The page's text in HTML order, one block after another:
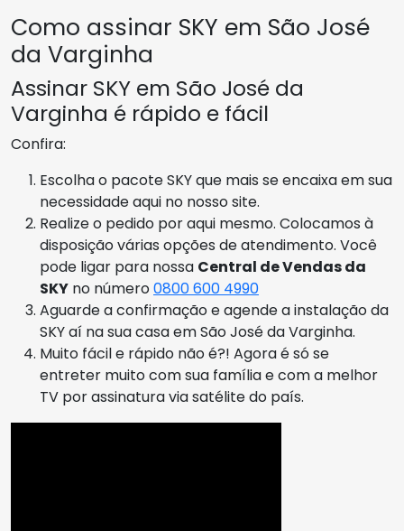
Como assinar SKY em São José
da Varginha
Assinar SKY em São José da
Varginha é rápido e fácil
Confira:
Escolha o pacote SKY que mais se encaixa em sua
necessidade aqui no nosso site.
Realize o pedido por aqui mesmo. Colocamos à
disposição várias opções de atendimento. Você
pode ligar para nossa Central de Vendas da
SKY no número0800 600 4990
Aguarde a confirmação e agende a instalação da
SKY aí na sua casa em São José da Varginha.
Muito fácil e rápido não é?! Agora é só se
entreter muito com sua família e com a melhor
TV por assinatura via satélite do país.